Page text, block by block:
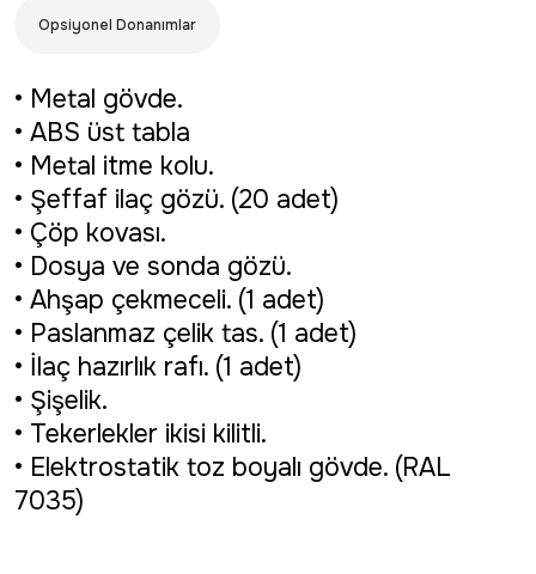
Opsiyonel Donanımlar
• Metal gövde.
• ABS üst tabla
• Metal itme kolu.
• Şeffaf ilaç gözü. (20 adet)
• Çöp kovası.
• Dosya ve sonda gözü.
• Ahşap çekmeceli. (1 adet)
• Paslanmaz çelik tas. (1 adet)
• İlaç hazırlık rafı. (1 adet)
• Şişelik.
• Tekerlekler ikisi kilitli.
• Elektrostatik toz boyalı gövde. (RAL
7035)